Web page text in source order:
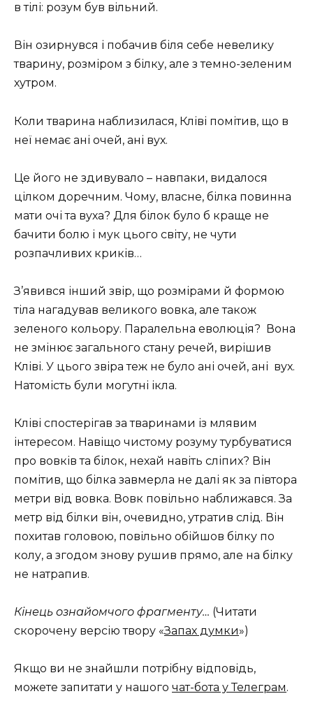
в тілі: розум був вільний.
Він озирнувся і побачив біля себе невелику
тварину, розміром з білку, але з темно-зеленим
хутром.
Коли тварина наблизилася, Кліві помітив, що в
неї немає ані очей, ані вух.
Це його не здивувало – навпаки, видалося
цілком доречним. Чому, власне, білка повинна
мати очі та вуха? Для білок було б краще не
бачити болю і мук цього світу, не чути
розпачливих криків…
З’явився інший звір, що розмірами й формою
тіла нагадував великого вовка, але також
зеленого кольору. Паралельна еволюція? Вона
не змінює загального стану речей, вирішив
Кліві. У цього звіра теж не було ані очей, ані вух.
Натомість були могутні ікла.
Кліві спостерігав за тваринами із млявим
інтересом. Навіщо чистому розуму турбуватися
про вовків та білок, нехай навіть сліпих? Він
помітив, що білка завмерла не далі як за півтора
метри від вовка. Вовк повільно наближався. За
метр від білки він, очевидно, утратив слід. Він
похитав головою, повільно обійшов білку по
колу, а згодом знову рушив прямо, але на білку
не натрапив.
Кінець ознайомчого фрагменту… (Читати
скорочену версію твору «Запах думки»)
Якщо ви не знайшли потрібну відповідь,
можете запитати у нашого чат-бота у Телеграм.